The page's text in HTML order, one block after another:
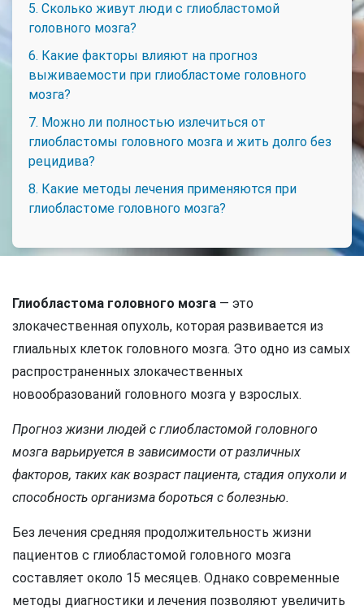
5. Сколько живут люди с глиобластомой
головного мозга?
6. Какие факторы влияют на прогноз
выживаемости при глиобластоме головного
мозга?
7. Можно ли полностью излечиться от
глиобластомы головного мозга и жить долго без
рецидива?
8. Какие методы лечения применяются при
глиобластоме головного мозга?
Глиобластома головного мозга — это
злокачественная опухоль, которая развивается из
глиальных клеток головного мозга. Это одно из самых
распространенных злокачественных
новообразований головного мозга у взрослых.
Прогноз жизни людей с глиобластомой головного
мозга варьируется в зависимости от различных
факторов, таких как возраст пациента, стадия опухоли и
способность организма бороться с болезнью.
Без лечения средняя продолжительность жизни
пациентов с глиобластомой головного мозга
составляет около 15 месяцев. Однако современные
методы диагностики и лечения позволяют увеличить